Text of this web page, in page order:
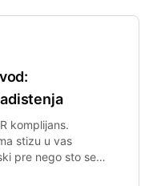
komplijans.
stizu u vas
pre nego sto se